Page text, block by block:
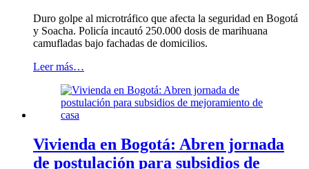
Duro golpe al microtráfico que afecta la seguridad en Bogotá
y Soacha. Policía incautó 250.000 dosis de marihuana
camufladas bajo fachadas de domicilios.
Leer más…
Vivienda en Bogotá: Abren jornada
de postulación para subsidios de